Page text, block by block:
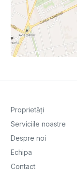
Proprietăți
Serviciile noastre
Despre noi
Echipa
Contact